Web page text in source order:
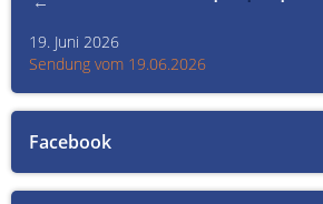
Facebook
19. Juni 2026
Sendung vom 19.06.2026